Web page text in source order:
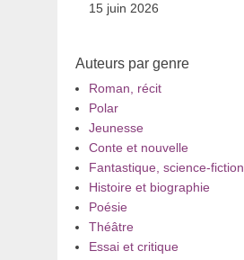
15 juin 2026
Auteurs par genre
Roman, récit
Polar
Jeunesse
Conte et nouvelle
Fantastique, science-fiction
Histoire et biographie
Poésie
Théâtre
Essai et critique